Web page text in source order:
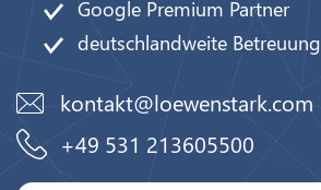
Google Premium Partner
deutschlandweite Betreuung
kontakt@loewenstark.com
+49 531 213605500